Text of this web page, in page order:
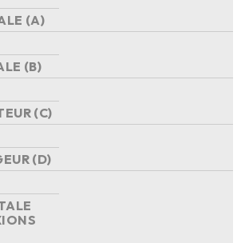
(A)
(B)
(C)
(D)